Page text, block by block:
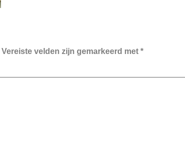
Vereiste velden zijn gemarkeerd met *